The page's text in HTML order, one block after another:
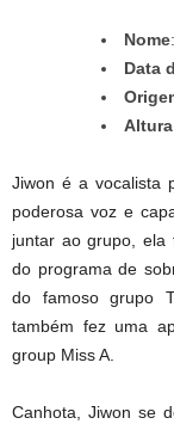
Nome
Data
Altura
Jiwon é a vocalista
poderosa voz e
juntar ao grupo, ela
do programa de
do famoso grupo
também fez uma
group Miss A.
Canhota, Jiwon se